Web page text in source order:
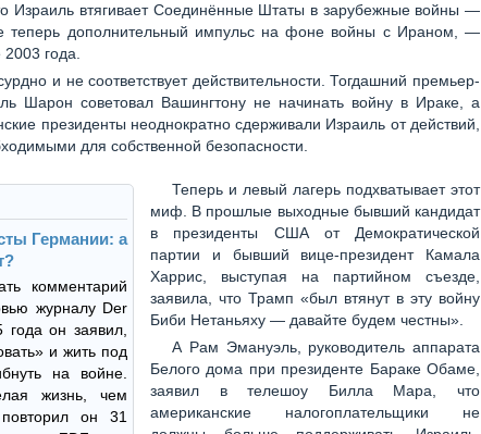
Израиль втягивает Соединённые Штаты в зарубежные войны —
теперь дополнительный импульс на фоне войны с Ираном, —
года.
и не соответствует действительности. Тогдашний премьер-
Шарон советовал Вашингтону не начинать войну в Ираке, а
президенты неоднократно сдерживали Израиль от действий,
для собственной безопасности.
Германии: а
комментарий
журналу Der
он заявил,
и жить под
на войне.
жизнь, чем
он 31
Теперь и левый лагерь подхватывает этот
миф. В прошлые выходные бывший кандидат
в президенты США от Демократической
партии и бывший вице-президент Камала
Харрис, выступая на партийном съезде,
заявила, что Трамп «был втянут в эту войну
Биби Нетаньяху — давайте будем честны».
А Рам Эмануэль, руководитель аппарата
Белого дома при президенте Бараке Обаме,
заявил в телешоу Билла Мара, что
американские налогоплательщики не